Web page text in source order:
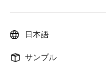
日本語
サンプル
概要
要